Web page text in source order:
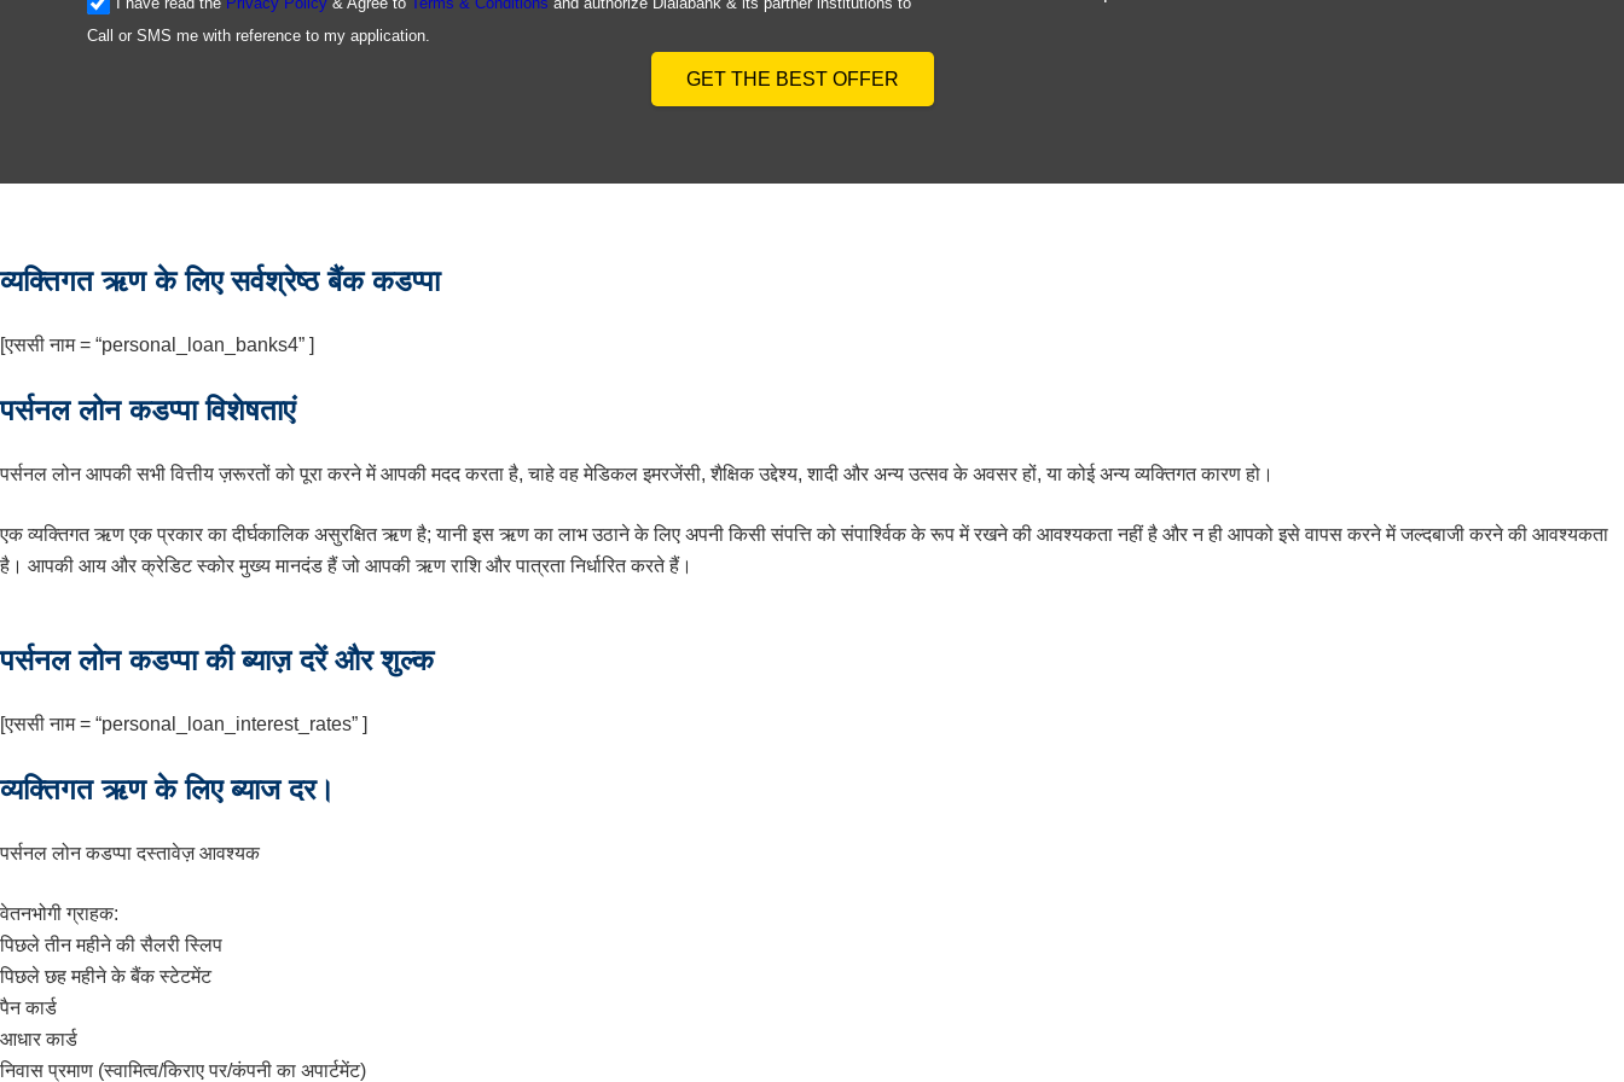
Call or SMS me with reference to my application.
GET THE BEST OFFER
व्यक्तिगत ऋण के लिए सर्वश्रेष्ठ बैंक कडप्पा
[एससी नाम = “personal_loan_banks4” ]
पर्सनल लोन कडप्पा विशेषताएं
पर्सनल लोन आपकी सभी वित्तीय ज़रूरतों को पूरा करने में आपकी मदद करता है, चाहे वह मेडिकल इमरजेंसी, शैक्षिक उद्देश्य, शादी और अन्य उत्सव के अवसर हों, या कोई अन्य व्यक्तिगत कारण हो।
एक व्यक्तिगत ऋण एक प्रकार का दीर्घकालिक असुरक्षित ऋण है; यानी इस ऋण का लाभ उठाने के लिए अपनी किसी संपत्ति को संपार्श्विक के रूप में रखने की आवश्यकता नहीं है और न ही आपको इसे वापस करने में जल्दबाजी करने की आवश्यकता
है। आपकी आय और क्रेडिट स्कोर मुख्य मानदंड हैं जो आपकी ऋण राशि और पात्रता निर्धारित करते हैं।
पर्सनल लोन कडप्पा की ब्याज़ दरें और शुल्क
[एससी नाम = “personal_loan_interest_rates” ]
व्यक्तिगत ऋण के लिए ब्याज दर।
पर्सनल लोन कडप्पा दस्तावेज़ आवश्यक
वेतनभोगी ग्राहक:
पिछले तीन महीने की सैलरी स्लिप
पिछले छह महीने के बैंक स्टेटमेंट
पैन कार्ड
आधार कार्ड
निवास प्रमाण (स्वामित्व/किराए पर/कंपनी का अपार्टमेंट)